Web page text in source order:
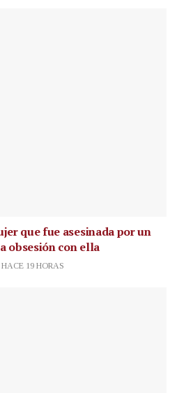
que fue asesinada por un
obsesión con ella
HACE 19 HORAS